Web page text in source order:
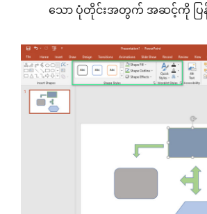
သော ပုံတိုင်းအတွက် အဆင့်ကို ပြန်